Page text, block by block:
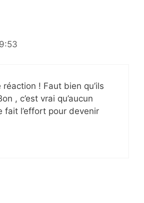
réaction ! Faut bien qu’ils
, c’est vrai qu’aucun
fait l’effort pour devenir